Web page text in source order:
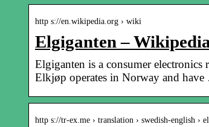
http s://en.wikipedia.org › wiki
Elgiganten –
Elgiganten is a consumer
Elkjøp operates in Norway and
http s://tr-ex.me › translation › swedish-english ›